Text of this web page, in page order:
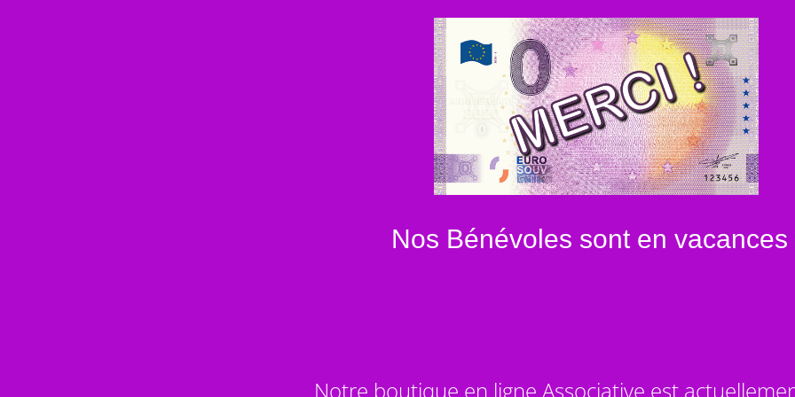
Nos Bénévoles sont en vacances
Notre boutique en ligne Associative est